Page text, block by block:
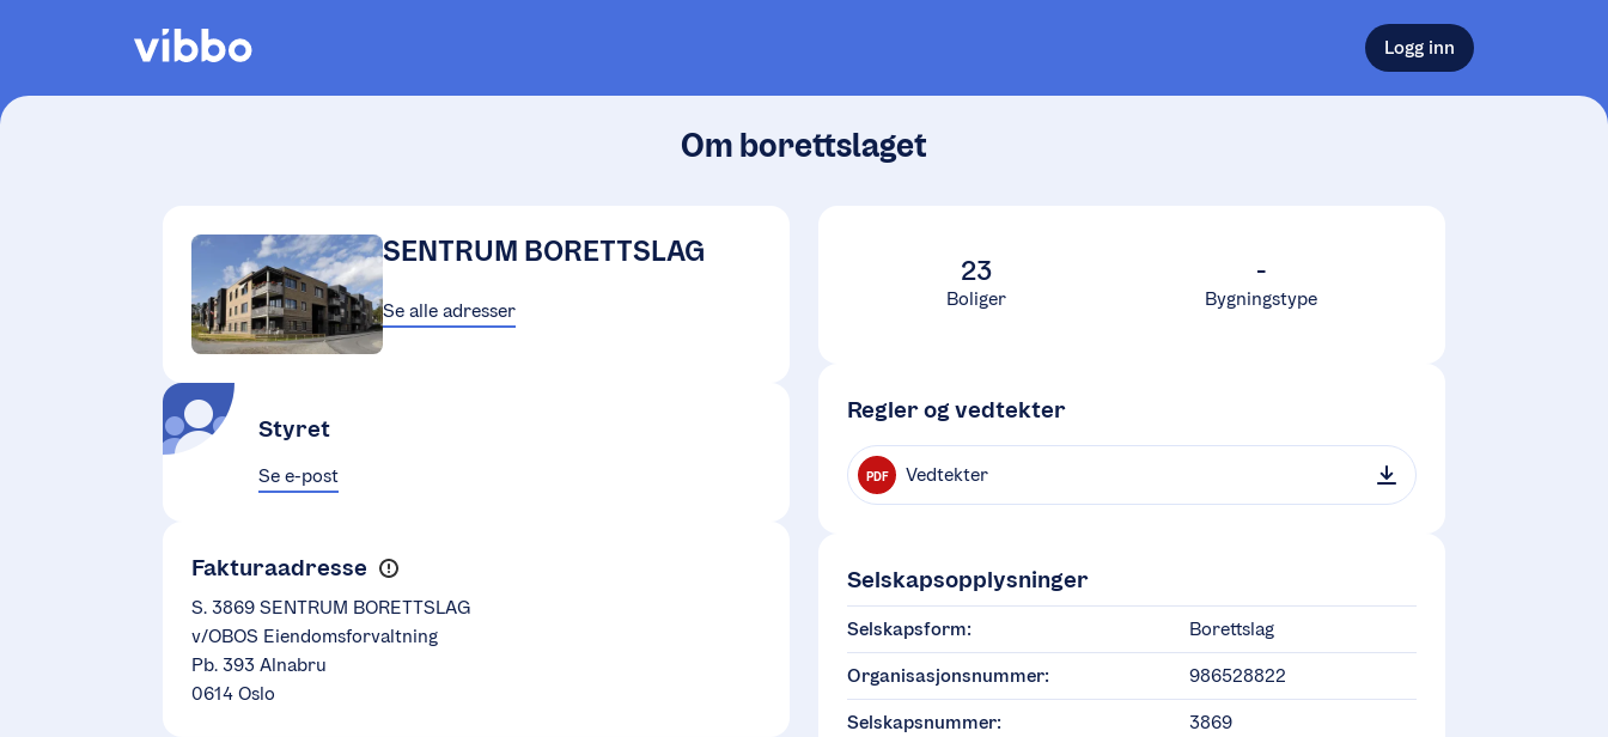
Logg inn
Om borettslaget
SENTRUM BORETTSLAG
Se alle adresser
Styret
Se e-post
Fakturaadresse
S. 3869 SENTRUM BORETTSLAG
v/OBOS Eiendomsforvaltning
Pb. 393 Alnabru
0614 Oslo
23
Boliger
-
Bygningstype
Regler og vedtekter
PDF Vedtekter
Selskapsopplysninger
Selskapsform: Borettslag
Organisasjonsnummer: 986528822
Selskapsnummer: 3869